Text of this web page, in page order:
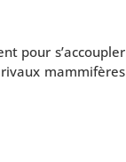
pour s’ac­cou­pler
mam­mi­fères